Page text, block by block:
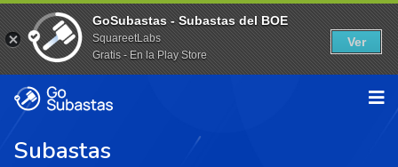
Subastas
GoSubastas - Subastas del BOE
SquareetLabs
Gratis - En la Play Store
Ver